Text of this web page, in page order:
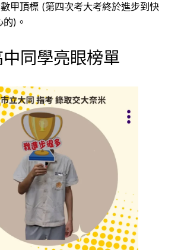
甲頂標 (第四次考大考終於進步到快
)。
同學亮眼榜單